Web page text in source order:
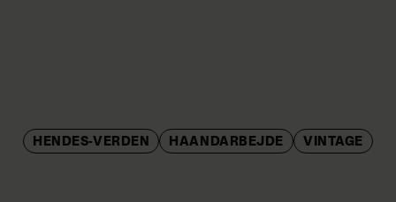
HENDES-VERDEN HAANDARBEJDE VINTAGE